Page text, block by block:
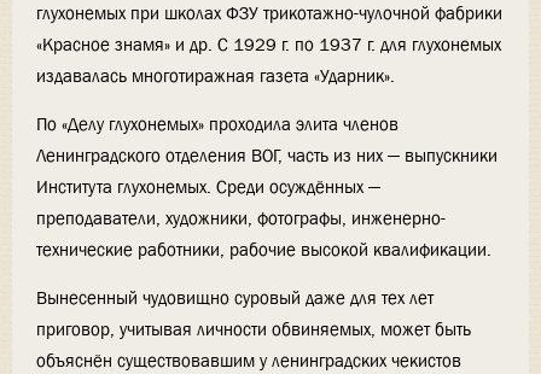
глухонемых при школах ФЗУ трикотажно-чулочной фабрики
«Красное знамя» и др. С 1929 г. по 1937 г. для глухонемых
издавалась многотиражная газета «Ударник».
По «Делу глухонемых» проходила элита членов
Ленинградского отделения ВОГ, часть из них — выпускники
Института глухонемых. Среди осуждённых —
преподаватели, художники, фотографы, инженерно-
технические работники, рабочие высокой квалификации.
Вынесенный чудовищно суровый даже для тех лет
приговор, учитывая личности обвиняемых, может быть
объяснён существовавшим у ленинградских чекистов